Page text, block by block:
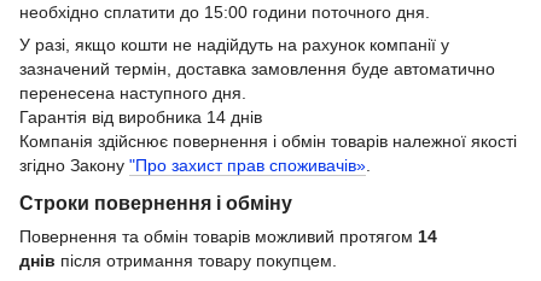
необхідно сплатити до 15:00 години поточного дня.
У разі, якщо кошти не надійдуть на рахунок компанії у
зазначений термін, доставка замовлення буде автоматично
перенесена наступного дня.
Гарантія від виробника 14 днів
Компанія здійснює повернення і обмін товарів належної якості
згідно Закону "Про захист прав споживачів»
Строки повернення і обміну
Повернення та обмін товарів можливий протягом 14
днів після отримання товару покупцем.